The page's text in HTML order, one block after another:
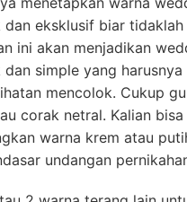
eksklusif biar
ini akan menjadikan
simple yang harusnya
mencolok. Cukup
corak netral. Kalian bisa
warna krem atau
undangan